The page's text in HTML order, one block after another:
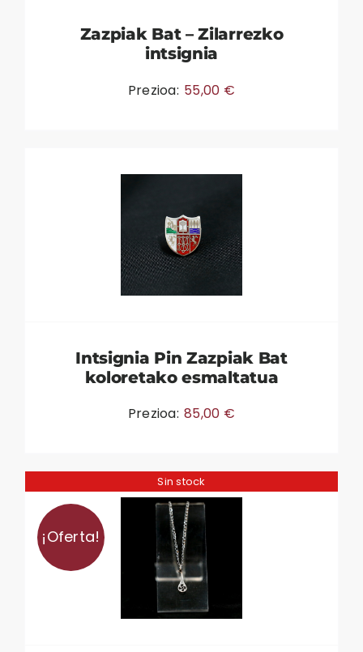
Zazpiak Bat – Zilarrezko
intsignia
Prezioa: 55,00 €
Intsignia Pin Zazpiak Bat
koloretako esmaltatua
Prezioa: 85,00 €
Sin stock
¡Oferta!